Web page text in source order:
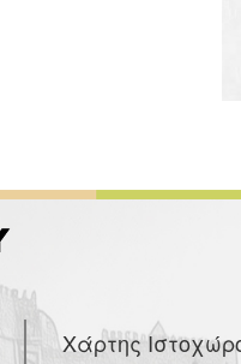
Χάρτης